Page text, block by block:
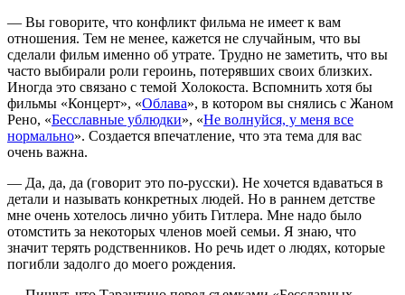
— Вы говорите, что конфликт фильма не имеет к вам
отношения. Тем не менее, кажется не случайным, что вы
сделали фильм именно об утрате. Трудно не заметить, что вы
часто выбирали роли героинь, потерявших своих близких.
Иногда это связано с темой Холокоста. Вспомнить хотя бы
фильмы «Концерт», «Облава», в котором вы снялись с Жаном
Рено, «Бесславные ублюдки», «Не волнуйся, у меня все
нормально». Создается впечатление, что эта тема для вас
очень важна.
— Да, да, да (говорит это по-русски). Не хочется вдаваться в
детали и называть конкретных людей. Но в раннем детстве
мне очень хотелось лично убить Гитлера. Мне надо было
отомстить за некоторых членов моей семьи. Я знаю, что
значит терять родственников. Но речь идет о людях, которые
погибли задолго до моего рождения.